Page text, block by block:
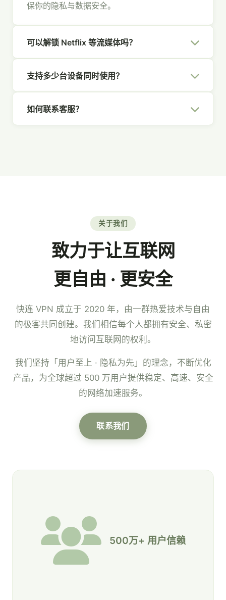
保你的隐私与数据安全。
可以解锁 Netflix 等流媒体吗？
支持 Netflix、Hulu、Disney+、YouTube 等主
流平台，畅享全球内容。
支持多少台设备同时使用？
盖你的所有设备，全家共享安全网络。
如何联系客服？
关于我们
致力于让互联网
更自由 · 更安全
快连 VPN 成立于 2020 年，由一群热爱技术与自由
的极客共同创建。我们相信每个人都拥有安全、私密
地访问互联网的权利。
我们坚持「用户至上 · 隐私为先」的理念，不断优化
产品，为全球超过 500 万用户提供稳定、高速、安全
的网络加速服务。
联系我们
500万+ 用户信赖